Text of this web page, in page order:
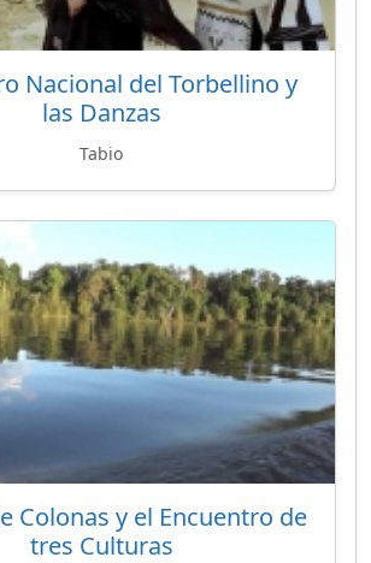
Nacional del Torbellino y
las Danzas
Tabio
Colonas y el Encuentro de
tres Culturas